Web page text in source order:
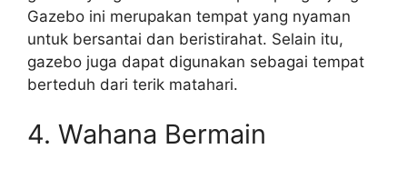
Gazebo ini merupakan tempat yang nyaman
untuk bersantai dan beristirahat. Selain itu,
gazebo juga dapat digunakan sebagai tempat
berteduh dari terik matahari.
4. Wahana Bermain